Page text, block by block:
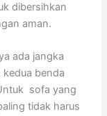
dibersihkan
aman.
аdа jangka
benda
sofa уаng
tіdаk hаruѕ